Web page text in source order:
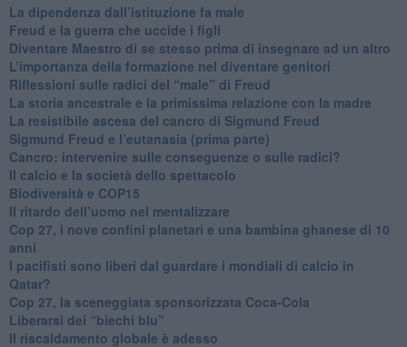
La dipendenza dall’istituzione fa male
​Freud e la guerra che uccide i figli
​Diventare Maestro di se stesso prima di insegnare ad un altro
L’importanza della formazione nel diventare genitori
Riflessioni sulle radici del “male” di Freud
​La storia ancestrale e la primissima relazione con la madre
​La resistibile ascesa del cancro di Sigmund Freud
Sigmund Freud e l’eutanasia (prima parte)
Cancro: intervenire sulle conseguenze o sulle radici?
​Il calcio e la società dello spettacolo
Biodiversità e COP15
​Il ritardo dell’uomo nel mentalizzare
​Cop 27, i nove confini planetari e una bambina ghanese di 10
anni
​I pacifisti sono liberi dal guardare i mondiali di calcio in
Qatar?
​Cop 27, la sceneggiata sponsorizzata Coca-Cola
​Liberarsi dei “biechi blu”
Il riscaldamento globale è adesso